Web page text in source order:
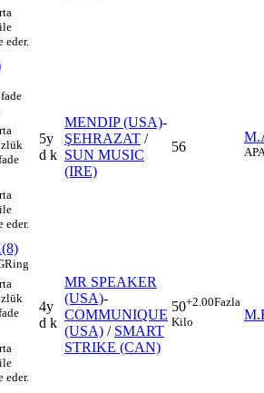
eder.
eder.
5y
d k
MENDIP (USA)-
ŞEHRAZAT /
SUN MUSIC
(IRE)
56 AP
Ring
eder.
4y
d k
MR SPEAKER
(USA)-
COMMUNIQUE
(USA) / SMART
STRIKE (CAN)
50+2.00Fazla
Kilo